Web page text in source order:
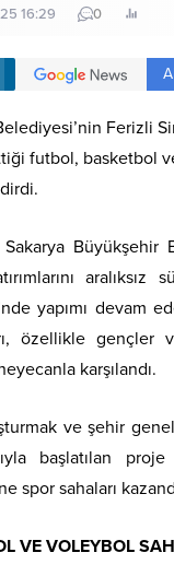
16:29 0
Ferizli
futbol, basketbol
Sakarya Büyükşehir
aralıksız
yapımı devam
özellikle gençler
karşılandı.
ve şehir
başlatılan proje
spor sahaları
VE VOLEYBOL